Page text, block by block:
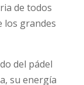
de todos
los grandes
del pádel
su energía